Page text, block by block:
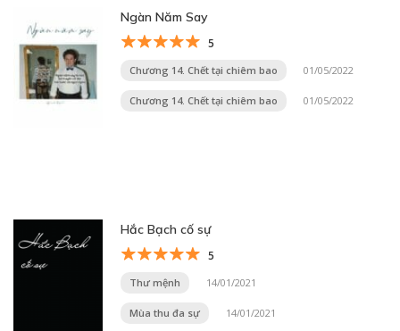
Ngàn Năm Say
5
Chương 14. Chết tại chiêm bao 01/05/2022
Chương 14. Chết tại chiêm bao 01/05/2022
Hắc Bạch cố sự
5
Thư mệnh 14/01/2021
Mùa thu đa sự 14/01/2021